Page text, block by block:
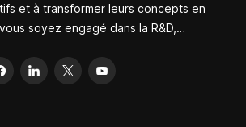
et à transformer leurs concepts en
soyez engagé dans la R&D,
les petites machines-outils de Bite
de répondre à vos besoins plus
et de manière plus
dans les centres de personnalisation